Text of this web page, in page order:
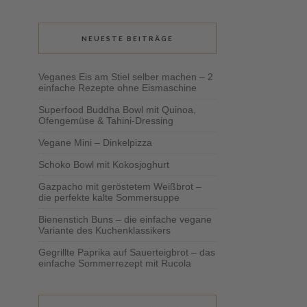
NEUESTE BEITRÄGE
Veganes Eis am Stiel selber machen – 2
einfache Rezepte ohne Eismaschine
Superfood Buddha Bowl mit Quinoa,
Ofengemüse & Tahini-Dressing
Vegane Mini – Dinkelpizza
Schoko Bowl mit Kokosjoghurt
Gazpacho mit geröstetem Weißbrot –
die perfekte kalte Sommersuppe
Bienenstich Buns – die einfache vegane
Variante des Kuchenklassikers
Gegrillte Paprika auf Sauerteigbrot – das
einfache Sommerrezept mit Rucola